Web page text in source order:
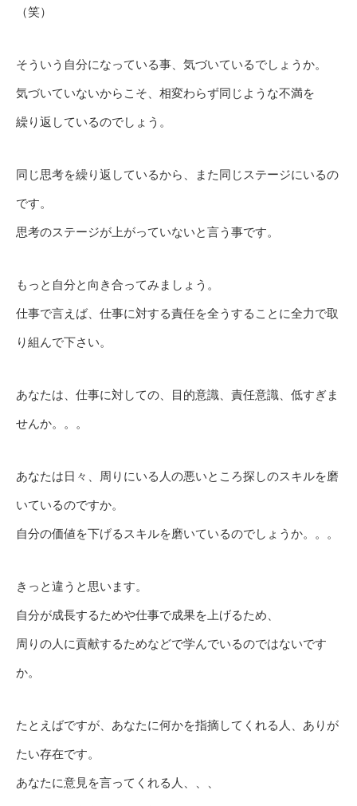
（笑）
そういう自分になっている事、気づいているでしょうか。
気づいていないからこそ、相変わらず同じような不満を
繰り返しているのでしょう。
同じ思考を繰り返しているから、また同じステージにいるの
です。
思考のステージが上がっていないと言う事です。
もっと自分と向き合ってみましょう。
仕事で言えば、仕事に対する責任を全うすることに全力で取
り組んで下さい。
あなたは、仕事に対しての、目的意識、責任意識、低すぎま
せんか。。。
あなたは日々、周りにいる人の悪いところ探しのスキルを磨
いているのですか。
自分の価値を下げるスキルを磨いているのでしょうか。。。
きっと違うと思います。
自分が成長するためや仕事で成果を上げるため、
周りの人に貢献するためなどで学んでいるのではないです
か。
たとえばですが、あなたに何かを指摘してくれる人、ありが
たい存在です。
あなたに意見を言ってくれる人、、、